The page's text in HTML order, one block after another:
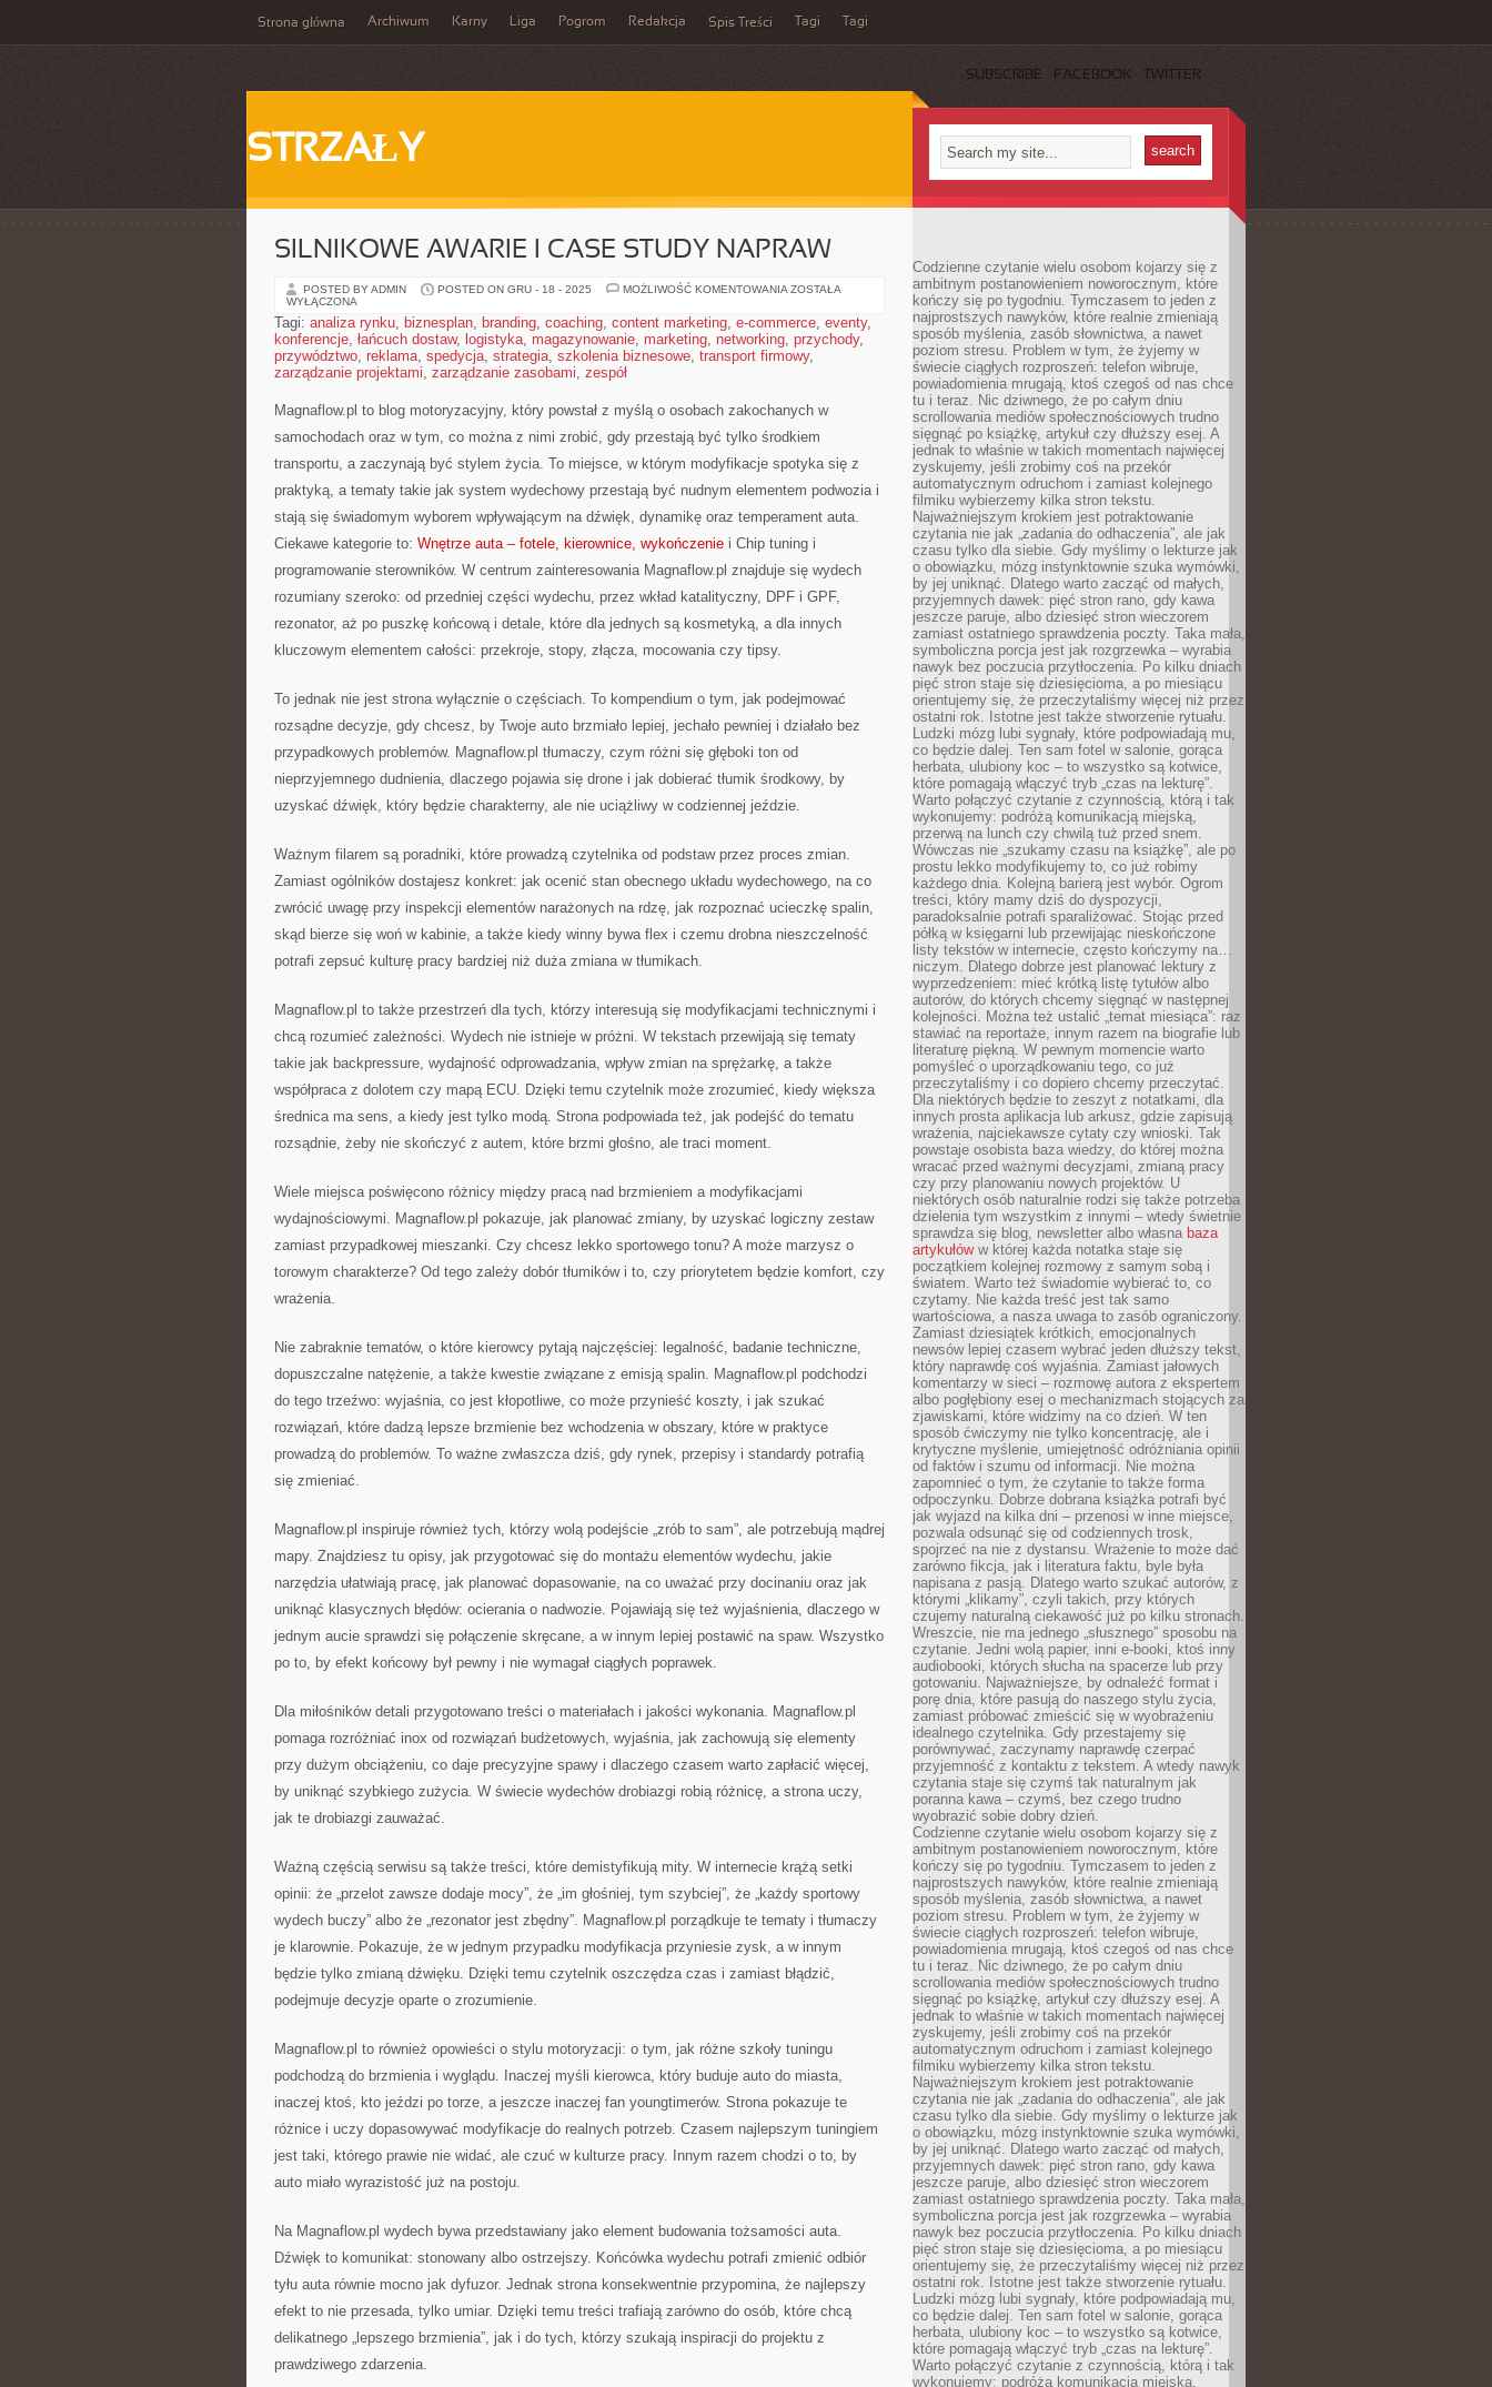
Strona główna Archiwum Karny Liga Pogrom Redakcja Spis Treści Tagi Tagi
SUBSCRIBE FACEBOOK TWITTER
STRZAŁY
SILNIKOWE AWARIE I CASE STUDY NAPRAW
POSTED BY ADMIN POSTED ON GRU - 18 - 2025 MOŻLIWOŚĆ KOMENTOWANIA SILNIKOWE
CASE
STUDY
NAPRAW
ZOSTAŁA
WYŁĄCZONA
Tagi: analiza rynku, biznesplan, branding, coaching, content marketing, e-commerce, eventy,
konferencje, łańcuch dostaw, logistyka, magazynowanie, marketing, networking, przychody,
przywództwo, reklama, spedycja, strategia, szkolenia biznesowe, transport firmowy,
zarządzanie projektami, zarządzanie zasobami, zespół
Magnaflow.pl to blog motoryzacyjny, który powstał z myślą o osobach zakochanych w
samochodach oraz w tym, co można z nimi zrobić, gdy przestają być tylko środkiem
transportu, a zaczynają być stylem życia. To miejsce, w którym modyfikacje spotyka się z
praktyką, a tematy takie jak system wydechowy przestają być nudnym elementem podwozia i
stają się świadomym wyborem wpływającym na dźwięk, dynamikę oraz temperament auta.
Ciekawe kategorie to: Wnętrze auta – fotele, kierownice, wykończenie i Chip tuning i
programowanie sterowników. W centrum zainteresowania Magnaflow.pl znajduje się wydech
rozumiany szeroko: od przedniej części wydechu, przez wkład katalityczny, DPF i GPF,
rezonator, aż po puszkę końcową i detale, które dla jednych są kosmetyką, a dla innych
kluczowym elementem całości: przekroje, stopy, złącza, mocowania czy tipsy.
To jednak nie jest strona wyłącznie o częściach. To kompendium o tym, jak podejmować
rozsądne decyzje, gdy chcesz, by Twoje auto brzmiało lepiej, jechało pewniej i działało bez
przypadkowych problemów. Magnaflow.pl tłumaczy, czym różni się głęboki ton od
nieprzyjemnego dudnienia, dlaczego pojawia się drone i jak dobierać tłumik środkowy, by
uzyskać dźwięk, który będzie charakterny, ale nie uciążliwy w codziennej jeździe.
Ważnym filarem są poradniki, które prowadzą czytelnika od podstaw przez proces zmian.
Zamiast ogólników dostajesz konkret: jak ocenić stan obecnego układu wydechowego, na co
zwrócić uwagę przy inspekcji elementów narażonych na rdzę, jak rozpoznać ucieczkę spalin,
skąd bierze się woń w kabinie, a także kiedy winny bywa flex i czemu drobna nieszczelność
potrafi zepsuć kulturę pracy bardziej niż duża zmiana w tłumikach.
Magnaflow.pl to także przestrzeń dla tych, którzy interesują się modyfikacjami technicznymi i
chcą rozumieć zależności. Wydech nie istnieje w próżni. W tekstach przewijają się tematy
takie jak backpressure, wydajność odprowadzania, wpływ zmian na sprężarkę, a także
współpraca z dolotem czy mapą ECU. Dzięki temu czytelnik może zrozumieć, kiedy większa
średnica ma sens, a kiedy jest tylko modą. Strona podpowiada też, jak podejść do tematu
rozsądnie, żeby nie skończyć z autem, które brzmi głośno, ale traci moment.
Wiele miejsca poświęcono różnicy między pracą nad brzmieniem a modyfikacjami
wydajnościowymi. Magnaflow.pl pokazuje, jak planować zmiany, by uzyskać logiczny zestaw
zamiast przypadkowej mieszanki. Czy chcesz lekko sportowego tonu? A może marzysz o
torowym charakterze? Od tego zależy dobór tłumików i to, czy priorytetem będzie komfort, czy
wrażenia.
Nie zabraknie tematów, o które kierowcy pytają najczęściej: legalność, badanie techniczne,
dopuszczalne natężenie, a także kwestie związane z emisją spalin. Magnaflow.pl podchodzi
do tego trzeźwo: wyjaśnia, co jest kłopotliwe, co może przynieść koszty, i jak szukać
rozwiązań, które dadzą lepsze brzmienie bez wchodzenia w obszary, które w praktyce
prowadzą do problemów. To ważne zwłaszcza dziś, gdy rynek, przepisy i standardy potrafią
się zmieniać.
Magnaflow.pl inspiruje również tych, którzy wolą podejście „zrób to sam”, ale potrzebują mądrej
mapy. Znajdziesz tu opisy, jak przygotować się do montażu elementów wydechu, jakie
narzędzia ułatwiają pracę, jak planować dopasowanie, na co uważać przy docinaniu oraz jak
uniknąć klasycznych błędów: ocierania o nadwozie. Pojawiają się też wyjaśnienia, dlaczego w
jednym aucie sprawdzi się połączenie skręcane, a w innym lepiej postawić na spaw. Wszystko
po to, by efekt końcowy był pewny i nie wymagał ciągłych poprawek.
Dla miłośników detali przygotowano treści o materiałach i jakości wykonania. Magnaflow.pl
pomaga rozróżniać inox od rozwiązań budżetowych, wyjaśnia, jak zachowują się elementy
przy dużym obciążeniu, co daje precyzyjne spawy i dlaczego czasem warto zapłacić więcej,
by uniknąć szybkiego zużycia. W świecie wydechów drobiazgi robią różnicę, a strona uczy,
jak te drobiazgi zauważać.
Ważną częścią serwisu są także treści, które demistyfikują mity. W internecie krążą setki
opinii: że „przelot zawsze dodaje mocy”, że „im głośniej, tym szybciej”, że „każdy sportowy
wydech buczy” albo że „rezonator jest zbędny”. Magnaflow.pl porządkuje te tematy i tłumaczy
je klarownie. Pokazuje, że w jednym przypadku modyfikacja przyniesie zysk, a w innym
będzie tylko zmianą dźwięku. Dzięki temu czytelnik oszczędza czas i zamiast błądzić,
podejmuje decyzje oparte o zrozumienie.
Magnaflow.pl to również opowieści o stylu motoryzacji: o tym, jak różne szkoły tuningu
podchodzą do brzmienia i wyglądu. Inaczej myśli kierowca, który buduje auto do miasta,
inaczej ktoś, kto jeździ po torze, a jeszcze inaczej fan youngtimerów. Strona pokazuje te
różnice i uczy dopasowywać modyfikacje do realnych potrzeb. Czasem najlepszym tuningiem
jest taki, którego prawie nie widać, ale czuć w kulturze pracy. Innym razem chodzi o to, by
auto miało wyrazistość już na postoju.
Na Magnaflow.pl wydech bywa przedstawiany jako element budowania tożsamości auta.
Dźwięk to komunikat: stonowany albo ostrzejszy. Końcówka wydechu potrafi zmienić odbiór
tyłu auta równie mocno jak dyfuzor. Jednak strona konsekwentnie przypomina, że najlepszy
efekt to nie przesada, tylko umiar. Dzięki temu treści trafiają zarówno do osób, które chcą
delikatnego „lepszego brzmienia”, jak i do tych, którzy szukają inspiracji do projektu z
prawdziwego zdarzenia.
Codzienne czytanie wielu osobom kojarzy się z
ambitnym postanowieniem noworocznym, które
kończy się po tygodniu. Tymczasem to jeden z
najprostszych nawyków, które realnie zmieniają
sposób myślenia, zasób słownictwa, a nawet
poziom stresu. Problem w tym, że żyjemy w
świecie ciągłych rozproszeń: telefon wibruje,
powiadomienia mrugają, ktoś czegoś od nas chce
tu i teraz. Nic dziwnego, że po całym dniu
scrollowania mediów społecznościowych trudno
sięgnąć po książkę, artykuł czy dłuższy esej. A
jednak to właśnie w takich momentach najwięcej
zyskujemy, jeśli zrobimy coś na przekór
automatycznym odruchom i zamiast kolejnego
filmiku wybierzemy kilka stron tekstu.
Najważniejszym krokiem jest potraktowanie
czytania nie jak „zadania do odhaczenia”, ale jak
czasu tylko dla siebie. Gdy myślimy o lekturze jak
o obowiązku, mózg instynktownie szuka wymówki,
by jej uniknąć. Dlatego warto zacząć od małych,
przyjemnych dawek: pięć stron rano, gdy kawa
jeszcze paruje, albo dziesięć stron wieczorem
zamiast ostatniego sprawdzenia poczty. Taka mała,
symboliczna porcja jest jak rozgrzewka – wyrabia
nawyk bez poczucia przytłoczenia. Po kilku dniach
pięć stron staje się dziesięcioma, a po miesiącu
orientujemy się, że przeczytaliśmy więcej niż przez
ostatni rok. Istotne jest także stworzenie rytuału.
Ludzki mózg lubi sygnały, które podpowiadają mu,
co będzie dalej. Ten sam fotel w salonie, gorąca
herbata, ulubiony koc – to wszystko są kotwice,
które pomagają włączyć tryb „czas na lekturę”.
Warto połączyć czytanie z czynnością, którą i tak
wykonujemy: podróżą komunikacją miejską,
przerwą na lunch czy chwilą tuż przed snem.
Wówczas nie „szukamy czasu na książkę”, ale po
prostu lekko modyfikujemy to, co już robimy
każdego dnia. Kolejną barierą jest wybór. Ogrom
treści, który mamy dziś do dyspozycji,
paradoksalnie potrafi sparaliżować. Stojąc przed
półką w księgarni lub przewijając nieskończone
listy tekstów w internecie, często kończymy na…
niczym. Dlatego dobrze jest planować lektury z
wyprzedzeniem: mieć krótką listę tytułów albo
autorów, do których chcemy sięgnąć w następnej
kolejności. Można też ustalić „temat miesiąca”: raz
stawiać na reportaże, innym razem na biografie lub
literaturę piękną. W pewnym momencie warto
pomyśleć o uporządkowaniu tego, co już
przeczytaliśmy i co dopiero chcemy przeczytać.
Dla niektórych będzie to zeszyt z notatkami, dla
innych prosta aplikacja lub arkusz, gdzie zapisują
wrażenia, najciekawsze cytaty czy wnioski. Tak
powstaje osobista baza wiedzy, do której można
wracać przed ważnymi decyzjami, zmianą pracy
czy przy planowaniu nowych projektów. U
niektórych osób naturalnie rodzi się także potrzeba
dzielenia tym wszystkim z innymi – wtedy świetnie
sprawdza się blog, newsletter albo własna baza
artykułóww której każda notatka staje się
początkiem kolejnej rozmowy z samym sobą i
światem. Warto też świadomie wybierać to, co
czytamy. Nie każda treść jest tak samo
wartościowa, a nasza uwaga to zasób ograniczony.
Zamiast dziesiątek krótkich, emocjonalnych
newsów lepiej czasem wybrać jeden dłuższy tekst,
który naprawdę coś wyjaśnia. Zamiast jałowych
komentarzy w sieci – rozmowę autora z ekspertem
albo pogłębiony esej o mechanizmach stojących za
zjawiskami, które widzimy na co dzień. W ten
sposób ćwiczymy nie tylko koncentrację, ale i
krytyczne myślenie, umiejętność odróżniania opinii
od faktów i szumu od informacji. Nie można
zapomnieć o tym, że czytanie to także forma
odpoczynku. Dobrze dobrana książka potrafi być
jak wyjazd na kilka dni – przenosi w inne miejsce,
pozwala odsunąć się od codziennych trosk,
spojrzeć na nie z dystansu. Wrażenie to może dać
zarówno fikcja, jak i literatura faktu, byle była
napisana z pasją. Dlatego warto szukać autorów, z
którymi „klikamy”, czyli takich, przy których
czujemy naturalną ciekawość już po kilku stronach.
Wreszcie, nie ma jednego „słusznego” sposobu na
czytanie. Jedni wolą papier, inni e-booki, ktoś inny
audiobooki, których słucha na spacerze lub przy
gotowaniu. Najważniejsze, by odnaleźć format i
porę dnia, które pasują do naszego stylu życia,
zamiast próbować zmieścić się w wyobrażeniu
idealnego czytelnika. Gdy przestajemy się
porównywać, zaczynamy naprawdę czerpać
przyjemność z kontaktu z tekstem. A wtedy nawyk
czytania staje się czymś tak naturalnym jak
poranna kawa – czymś, bez czego trudno
wyobrazić sobie dobry dzień.
Codzienne czytanie wielu osobom kojarzy się z
ambitnym postanowieniem noworocznym, które
kończy się po tygodniu. Tymczasem to jeden z
najprostszych nawyków, które realnie zmieniają
sposób myślenia, zasób słownictwa, a nawet
poziom stresu. Problem w tym, że żyjemy w
świecie ciągłych rozproszeń: telefon wibruje,
powiadomienia mrugają, ktoś czegoś od nas chce
tu i teraz. Nic dziwnego, że po całym dniu
scrollowania mediów społecznościowych trudno
sięgnąć po książkę, artykuł czy dłuższy esej. A
jednak to właśnie w takich momentach najwięcej
zyskujemy, jeśli zrobimy coś na przekór
automatycznym odruchom i zamiast kolejnego
filmiku wybierzemy kilka stron tekstu.
Najważniejszym krokiem jest potraktowanie
czytania nie jak „zadania do odhaczenia”, ale jak
czasu tylko dla siebie. Gdy myślimy o lekturze jak
o obowiązku, mózg instynktownie szuka wymówki,
by jej uniknąć. Dlatego warto zacząć od małych,
przyjemnych dawek: pięć stron rano, gdy kawa
jeszcze paruje, albo dziesięć stron wieczorem
zamiast ostatniego sprawdzenia poczty. Taka mała,
symboliczna porcja jest jak rozgrzewka – wyrabia
nawyk bez poczucia przytłoczenia. Po kilku dniach
pięć stron staje się dziesięcioma, a po miesiącu
orientujemy się, że przeczytaliśmy więcej niż przez
ostatni rok. Istotne jest także stworzenie rytuału.
Ludzki mózg lubi sygnały, które podpowiadają mu,
co będzie dalej. Ten sam fotel w salonie, gorąca
herbata, ulubiony koc – to wszystko są kotwice,
które pomagają włączyć tryb „czas na lekturę”.
Warto połączyć czytanie z czynnością, którą i tak
wykonujemy: podróżą komunikacją miejską,